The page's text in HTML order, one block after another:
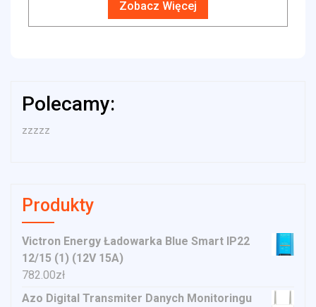
Zobacz Więcej
Polecamy:
zzzzz
Produkty
Victron Energy Ładowarka Blue Smart IP22
12/15 (1) (12V 15A)
782.00zł
Azo Digital Transmiter Danych Monitoringu